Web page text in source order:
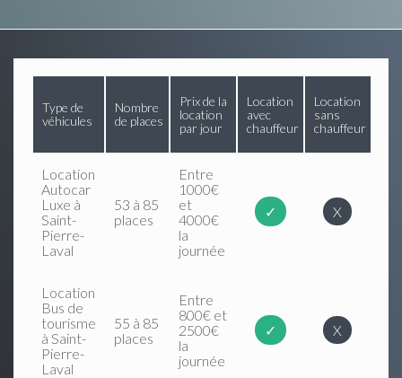
Type de
véhicules
Nombre
de places
Prix de la
location
par jour
Location
avec
chauffeur
Location
sans
chauffeur
Location
Autocar
Luxe à
Saint-
Pierre-
Laval
53 à 85
places
Entre
1000€
et
4000€
la
journée
✓ X
Location
Bus de
tourisme
à Saint-
Pierre-
Laval
55 à 85
places
Entre
800€ et
2500€
la
journée
✓ X